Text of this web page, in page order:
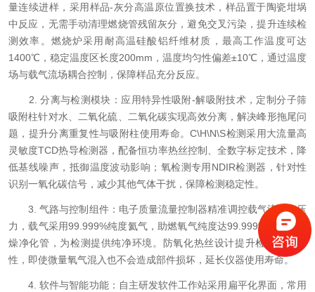
量连续进样，采用样品-灰分高温原位置换技术，样品置于陶瓷坩埚
中反应，无需手动清理燃烧管残留灰分，避免交叉污染，提升连续检
测效率。燃烧炉采用耐高温硅酸铝纤维材质，最高工作温度可达
1400℃，稳定温度区长度200mm，温度均匀性偏差±10℃，通过温度
场与载气流场耦合控制，保障样品充分反应。
2. 分离与检测模块：应用特异性吸附-解吸附技术，定制分子筛
吸附柱针对水、二氧化硫、二氧化碳实现高效分离，解决峰形拖尾问
题，提升分离重复性与吸附柱使用寿命。C\H\N\S检测采用大流量高
灵敏度TCD热导检测器，配备恒功率热丝控制、全数字标定技术，降
低基线噪声，抵御温度波动影响；氧检测专用NDIR检测器，针对性
识别一氧化碳信号，减少其他气体干扰，保障检测稳定性。
3. 气路与控制组件：电子质量流量控制器精准调控载气流量与压
力，载气采用99.999%纯度氦气，助燃氧气纯度达99.999%，搭配干
燥净化管，为检测提供纯净环境。防氧化热丝设计提升检测器耐用
性，即使微量氧气混入也不会造成部件损坏，延长仪器使用寿命。
4. 软件与智能功能：自主研发软件工作站采用扁平化界面，常用